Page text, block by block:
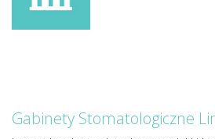
Gabinety Stomatologiczne